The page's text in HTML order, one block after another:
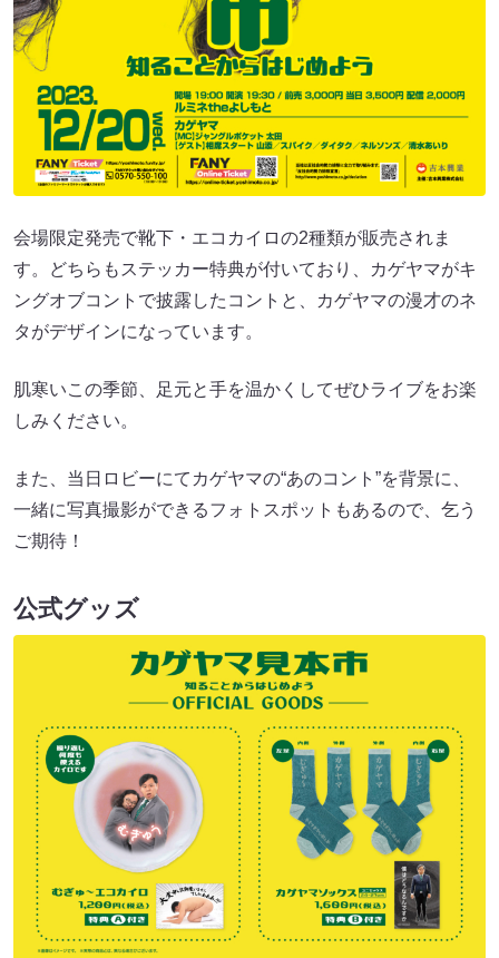
会場限定発売で靴下・エコカイロの2種類が販売されま
す。どちらもステッカー特典が付いており、カゲヤマがキ
ングオブコントで披露したコントと、カゲヤマの漫才のネ
タがデザインになっています。
肌寒いこの季節、足元と手を温かくしてぜひライブをお楽
しみください。
また、当日ロビーにてカゲヤマの“あのコント”を背景に、
一緒に写真撮影ができるフォトスポットもあるので、乞う
ご期待！
公式グッズ